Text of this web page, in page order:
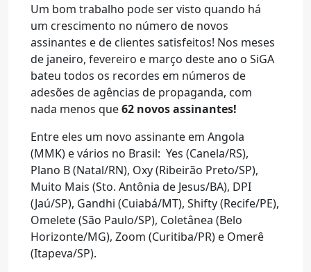
Um bom trabalho pode ser visto quando há
um crescimento no número de novos
assinantes e de clientes satisfeitos! Nos meses
de janeiro, fevereiro e março deste ano o SiGA
bateu todos os recordes em números de
adesões de agências de propaganda, com
nada menos que62 novos assinantes!
Entre eles um novo assinante em Angola
(MMK) e vários no Brasil: Yes (Canela/RS),
Plano B (Natal/RN), Oxy (Ribeirão Preto/SP),
Muito Mais (Sto. Antônia de Jesus/BA), DPI
(Jaú/SP), Gandhi (Cuiabá/MT), Shifty (Recife/PE),
Omelete (São Paulo/SP), Coletânea (Belo
Horizonte/MG), Zoom (Curitiba/PR) e Omerê
(Itapeva/SP).